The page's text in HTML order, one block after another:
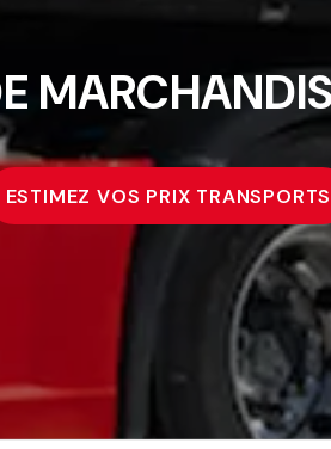
ESTIMEZ VOS PRIX TRANSPORTS